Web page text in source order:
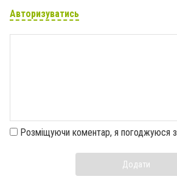
Авторизуватись
Розміщуючи коментар, я погоджуюся з
Додати